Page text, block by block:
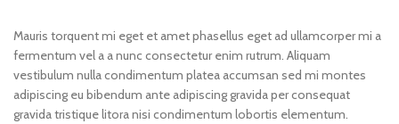
Mauris torquent mi eget et amet phasellus eget ad ullamcorper mi a
fermentum vel a a nunc consectetur enim rutrum. Aliquam
vestibulum nulla condimentum platea accumsan sed mi montes
adipiscing eu bibendum ante adipiscing gravida per consequat
gravida tristique litora nisi condimentum lobortis elementum.